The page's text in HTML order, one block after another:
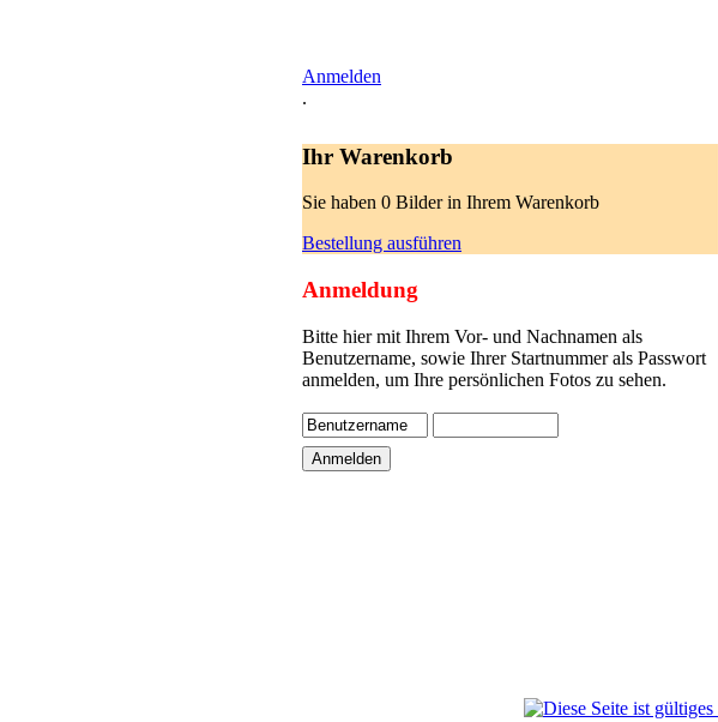
Anmelden
.
Ihr Warenkorb
Sie haben 0 Bilder in Ihrem Warenkorb
Bestellung ausführen
Anmeldung
Bitte hier mit Ihrem Vor- und Nachnamen als
Benutzername, sowie Ihrer Startnummer als Passwort
anmelden, um Ihre persönlichen Fotos zu sehen.